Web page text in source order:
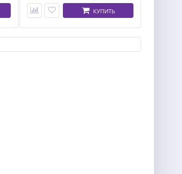
КУПИТЬ